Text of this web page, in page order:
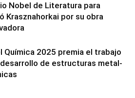
Nobel de Literatura para
Krasznahorkai por su obra
Química 2025 premia el trabajo
de estructuras metal-